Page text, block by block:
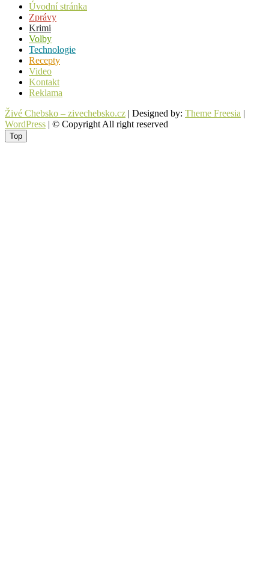
Úvodní stránka
Zprávy
Krimi
Volby
Technologie
Recepty
Video
Kontakt
Reklama
Živé Chebsko – zivechebsko.cz | Designed by: Theme Freesia |
WordPress | © Copyright All right reserved
Top